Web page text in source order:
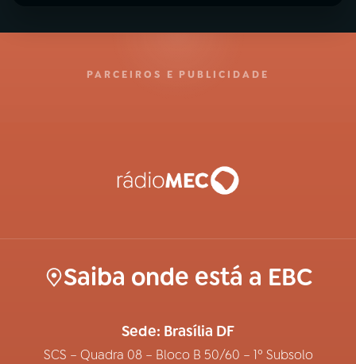
PARCEIROS E PUBLICIDADE
Saiba onde está a EBC
Sede: Brasília DF
SCS – Quadra 08 – Bloco B 50/60 – 1º Subsolo